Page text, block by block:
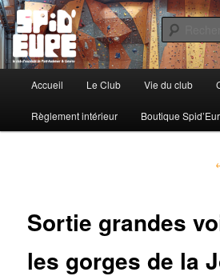
Spid'Eure
Le Club d'Escalade de Pont-Audemer &
Aller
au
Accueil Le Club Vie du club
Règlement intérieur Boutique
Sortie grandes
les gorges de la